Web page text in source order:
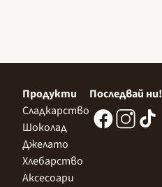
Продукти
Сладкарство
Шоколад
Джелато
Хлебарство
Аксесоари
Последвай ни!